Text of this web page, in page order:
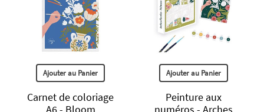
Ajouter au Panier
Carnet de coloriage
A6 - Bloom
Ajouter au Panier
Peinture aux
numéros - Arches